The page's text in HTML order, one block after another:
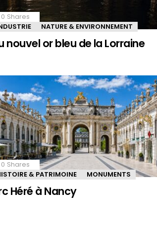
0 Shares
NATURE & ENVIRONNEMENT
nouvel or bleu de la Lorraine
0 Shares
& PATRIMOINE
MONUMENTS
Héré à Nancy